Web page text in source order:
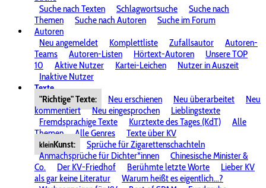
Suche nach Texten
Schlagwortsuche
Suche nach
Themen
Suche nach Autoren
Suche im Forum
Autoren
Neu angemeldet
Komplettliste Zufallsautor
Autoren-
Teams
Autoren-Listen Hörtext-Autoren
Unsere TOP
10
Aktive Nutzer Kartei-Leichen
Nutzer in Auszeit
Inaktive Nutzer
Texte
"Richtige" Texte:
Neu erschienen Neu überarbeitet
Neu
kommentiert
Neu eingesprochen
Lieblingstexte
Fremdsprachige Texte
Kurztexte des Tages (KdT)
Alle
Themen
Alle Genres Texte über KV
kleinKunst:
Sprüche für Zigarettenschachteln
Anmachsprüche für Dichter*innen
Chinesische Minister &
Co.
Der KV-Friedhof Berühmte letzte Worte
Lieber KV
als gar keine Literatur
Warum heißt es eigentlich...?